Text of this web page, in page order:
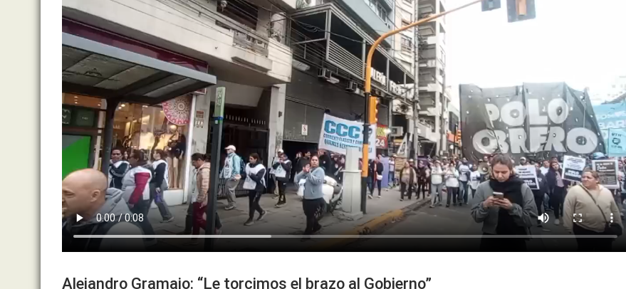
Alejandro Gramajo: “Le torcimos el brazo al Gobierno”